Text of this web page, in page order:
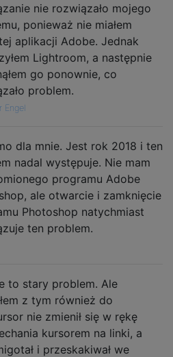
nie rozwiązało mojego
ponieważ nie miałem
aplikacji Adobe. Jednak
Lightroom, a następnie
go ponownie, co
problem.
Engel
dla mnie. Jest rok 2018 i ten
nadal występuje. Nie mam
programu Adobe
ale otwarcie i zamknięcie
Photoshop natychmiast
ten problem.
to stary problem. Ale
z tym również do
nie zmienił się w rękę
kursorem na linki, a
i przeskakiwał we